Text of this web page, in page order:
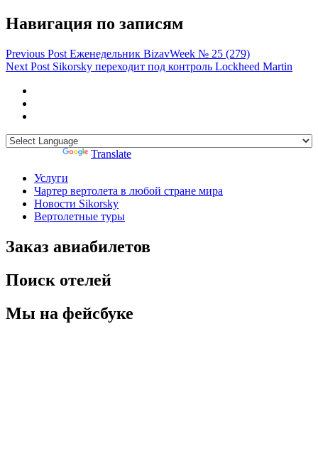
Навигация по записям
Previous Post Еженедельник BizavWeek № 25 (279)
Next Post Sikorsky переходит под контроль Lockheed Martin
Translate
Услуги
Чартер вертолета в любой стране мира
Новости Sikorsky
Вертолетные туры
Заказ авиабилетов
Поиск отелей
Мы на фейсбуке